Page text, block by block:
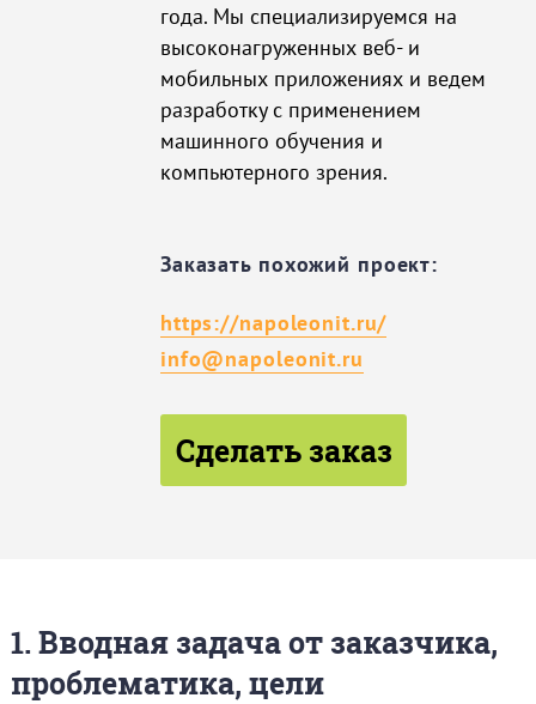
года. Мы специализируемся на
высоконагруженных веб- и
мобильных приложениях и ведем
разработку с применением
машинного обучения и
компьютерного зрения.
Заказать похожий проект:
https://napoleonit.ru/
info@napoleonit.ru
Сделать заказ
1. Вводная задача от заказчика,
проблематика, цели